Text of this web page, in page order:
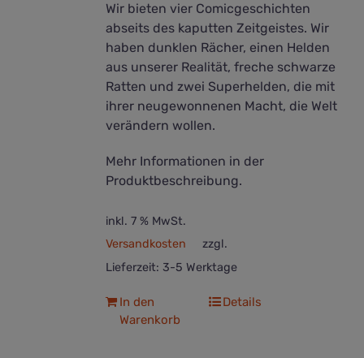
Wir bieten vier Comicgeschichten
abseits des kaputten Zeitgeistes. Wir
haben dunklen Rächer, einen Helden
aus unserer Realität, freche schwarze
Ratten und zwei Superhelden, die mit
ihrer neugewonnenen Macht, die Welt
verändern wollen.
Mehr Informationen in der
Produktbeschreibung.
inkl. 7 % MwSt.
zzgl.
Versandkosten
Lieferzeit: 3-5 Werktage
In den
Warenkorb
Details